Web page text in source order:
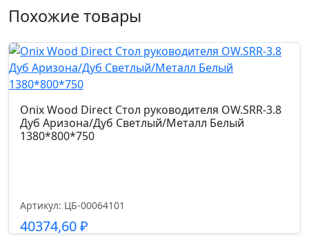
Похожие товары
Onix Wood Direct Стол руководителя OW.SRR-3.8
Дуб Аризона/Дуб Светлый/Металл Белый
1380*800*750
Артикул: ЦБ-00064101
40374,60₽